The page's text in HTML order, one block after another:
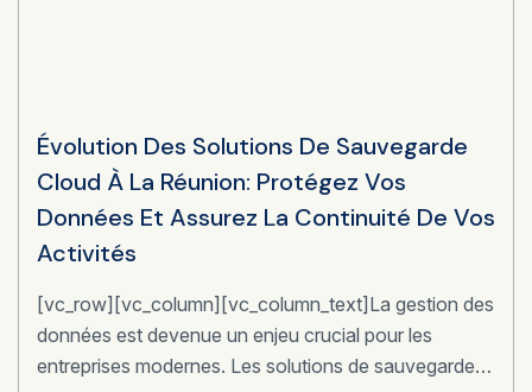
Évolution Des Solutions De Sauvegarde
Cloud À La Réunion: Protégez Vos
Données Et Assurez La Continuité De Vos
Activités
[vc_row][vc_column][vc_column_text]La gestion des
données est devenue un enjeu crucial pour les
entreprises modernes. Les solutions de sauvegarde…